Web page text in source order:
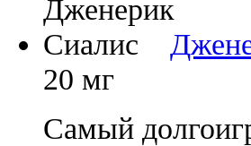
20 мг
Самый